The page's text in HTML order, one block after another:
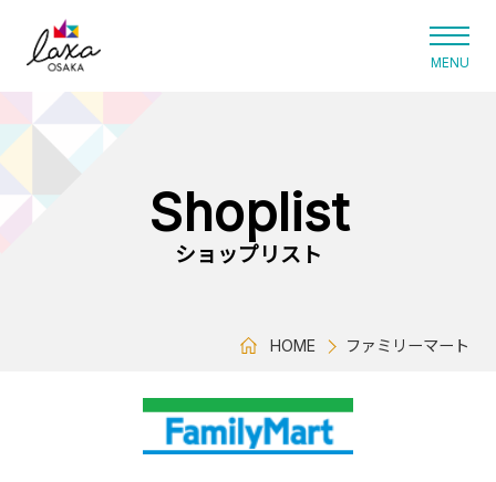
Shoplist
ショップリスト
HOME ファミリーマート